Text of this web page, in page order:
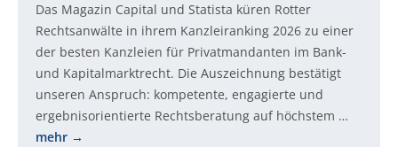
Das Magazin Capital und Statista küren Rotter
Rechtsanwälte in ihrem Kanzleiranking 2026 zu einer
der besten Kanzleien für Privatmandanten im Bank-
und Kapitalmarktrecht. Die Auszeichnung bestätigt
unseren Anspruch: kompetente, engagierte und
ergebnisorientierte Rechtsberatung auf höchstem …
mehr